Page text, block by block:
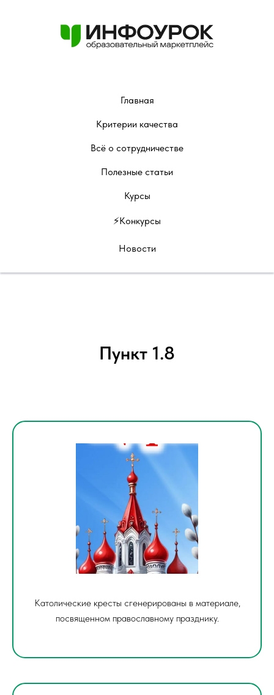
Главная
Критерии качества
Всё о сотрудничестве
Полезные статьи
Курсы
⚡️Конкурсы
Новости
Пункт 1.8
Католические кресты сгенерированы в материале,
посвященном православному празднику.